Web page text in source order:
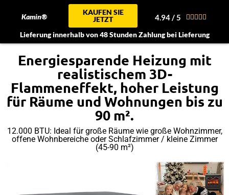
Kamin®
KAUFEN SIE
JETZT
4.94 / 5     
Lieferung innerhalb von 48 Stunden Zahlung bei Lieferung
Energiesparende Heizung mit
realistischem 3D-
Flammeneffekt, hoher Leistung
für Räume und Wohnungen bis zu
90 m².
12.000 BTU: Ideal für große Räume wie große Wohnzimmer,
offene Wohnbereiche oder Schlafzimmer / kleine Zimmer
(45-90 m²)